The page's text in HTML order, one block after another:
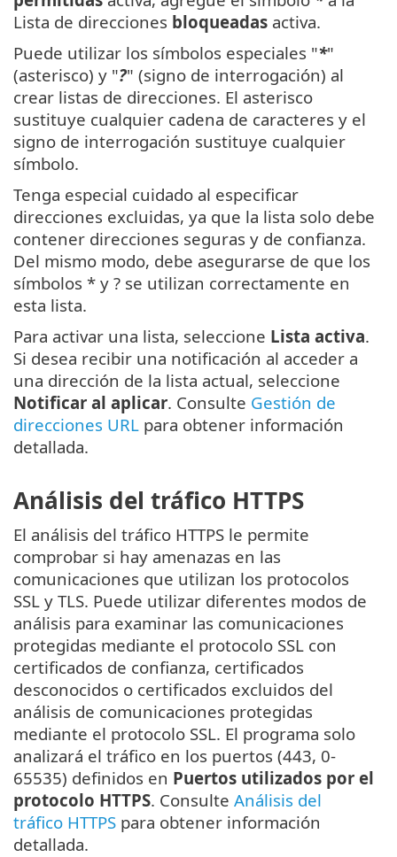
Lista de direcciones bloqueadas activa.
Puede utilizar los símbolos especiales "*"
(asterisco) y "?" (signo de interrogación) al
crear listas de direcciones. El asterisco
sustituye cualquier cadena de caracteres y el
signo de interrogación sustituye cualquier
símbolo.
Tenga especial cuidado al especificar
direcciones excluidas, ya que la lista solo debe
contener direcciones seguras y de confianza.
Del mismo modo, debe asegurarse de que los
símbolos * y ? se utilizan correctamente en
esta lista.
Para activar una lista, seleccione Lista activa.
Si desea recibir una notificación al acceder a
una dirección de la lista actual, seleccione
Notificar al aplicar. Consulte Gestión de
direcciones URL para obtener información
detallada.
Análisis del tráfico HTTPS
El análisis del tráfico HTTPS le permite
comprobar si hay amenazas en las
comunicaciones que utilizan los protocolos
SSL y TLS. Puede utilizar diferentes modos de
análisis para examinar las comunicaciones
protegidas mediante el protocolo SSL con
certificados de confianza, certificados
desconocidos o certificados excluidos del
análisis de comunicaciones protegidas
mediante el protocolo SSL. El programa solo
analizará el tráfico en los puertos (443, 0-
65535) definidos en Puertos utilizados por el
protocolo HTTPS. Consulte Análisis del
tráfico HTTPS para obtener información
detallada.